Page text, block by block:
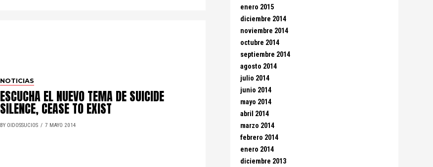
NOTICIAS
ESCUCHA EL NUEVO TEMA DE SUICIDE
SILENCE, CEASE TO EXIST
BY OIDOSSUCIOS 7 MAYO 2014
enero 2015
diciembre 2014
noviembre 2014
octubre 2014
septiembre 2014
agosto 2014
julio 2014
junio 2014
mayo 2014
abril 2014
marzo 2014
febrero 2014
enero 2014
diciembre 2013